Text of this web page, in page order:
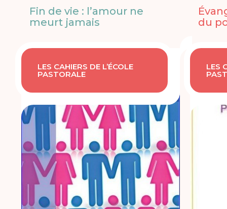
Fin de vie : l’amour ne
meurt jamais
du
LES CAHIERS DE L’ÉCOLE
PASTORALE
LES